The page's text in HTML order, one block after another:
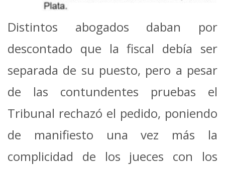
Distintos abogados daban por
descontado que la fiscal debía ser
separada de su puesto, pero a pesar
de las contundentes pruebas el
Tribunal rechazó el pedido, poniendo
de manifiesto una vez más la
complicidad de los jueces con los